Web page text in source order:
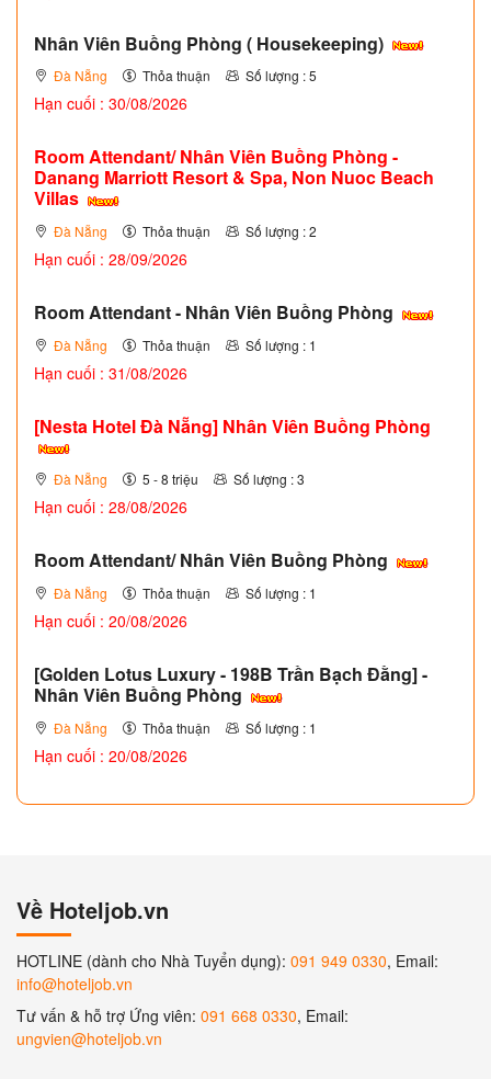
Nhân Viên Buồng Phòng ( Housekeeping)
Đà Nẵng Thỏa thuận Số lượng : 5
Hạn cuối : 30/08/2026
Room Attendant/ Nhân Viên Buồng Phòng -
Danang Marriott Resort & Spa, Non Nuoc Beach
Villas
Đà Nẵng Thỏa thuận Số lượng : 2
Hạn cuối : 28/09/2026
Room Attendant - Nhân Viên Buồng Phòng
Đà Nẵng Thỏa thuận Số lượng : 1
Hạn cuối : 31/08/2026
[Nesta Hotel Đà Nẵng] Nhân Viên Buồng Phòng
Đà Nẵng 5 - 8 triệu Số lượng : 3
Hạn cuối : 28/08/2026
Room Attendant/ Nhân Viên Buồng Phòng
Đà Nẵng Thỏa thuận Số lượng : 1
Hạn cuối : 20/08/2026
[Golden Lotus Luxury - 198B Trần Bạch Đằng] -
Nhân Viên Buồng Phòng
Đà Nẵng Thỏa thuận Số lượng : 1
Hạn cuối : 20/08/2026
Về Hoteljob.vn
HOTLINE (dành cho Nhà Tuyển dụng): 091 949 0330, Email:
info@hoteljob.vn
Tư vấn & hỗ trợ Ứng viên: 091 668 0330, Email:
ungvien@hoteljob.vn